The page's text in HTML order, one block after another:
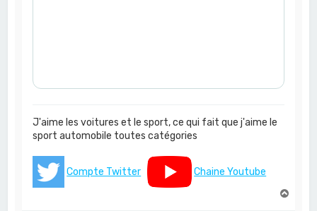
J'aime les voitures et le sport, ce qui fait que j'aime le
sport automobile toutes catégories
Compte Twitter
Chaine Youtube